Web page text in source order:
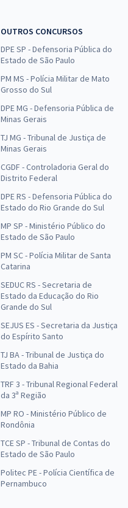
OUTROS CONCURSOS
DPE SP - Defensoria Pública do
Estado de São Paulo
PM MS - Polícia Militar de Mato
Grosso do Sul
DPE MG - Defensoria Pública de
Minas Gerais
TJ MG - Tribunal de Justiça de
Minas Gerais
CGDF - Controladoria Geral do
Distrito Federal
DPE RS - Defensoria Pública do
Estado do Rio Grande do Sul
MP SP - Ministério Público do
Estado de São Paulo
PM SC - Polícia Militar de Santa
Catarina
SEDUC RS - Secretaria de
Estado da Educação do Rio
Grande do Sul
SEJUS ES - Secretaria da Justiça
do Espírito Santo
TJ BA - Tribunal de Justiça do
Estado da Bahia
TRF 3 - Tribunal Regional Federal
da 3ª Região
MP RO - Ministério Público de
Rondônia
TCE SP - Tribunal de Contas do
Estado de São Paulo
Politec PE - Polícia Científica de
Pernambuco